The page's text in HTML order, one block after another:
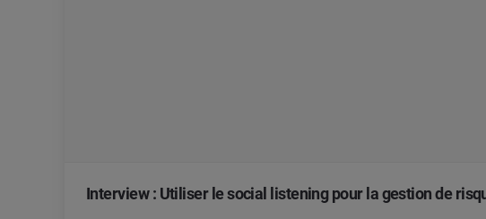
Interview : Utiliser le social listening pour la gestion de